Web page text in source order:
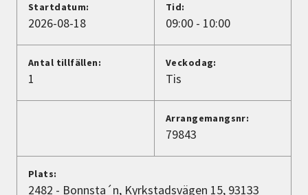
Avdelningar
Lyssna
Startdatum:
2026-08-18
Tid:
09:00 - 10:00
Antal tillfällen:
1
Veckodag:
Tis
Arrangemangsnr:
79843
Plats:
2482 - Bonnsta´n, Kyrkstadsvägen 15, 93133